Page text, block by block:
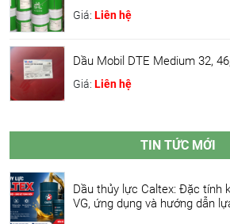
Giá: Liên hệ
Dầu Mobil DTE Medium 32,
Giá: Liên hệ
TIN TỨC MỚI
Dầu thủy lực Caltex: Đặc tính
VG, ứng dụng và hướng dẫn